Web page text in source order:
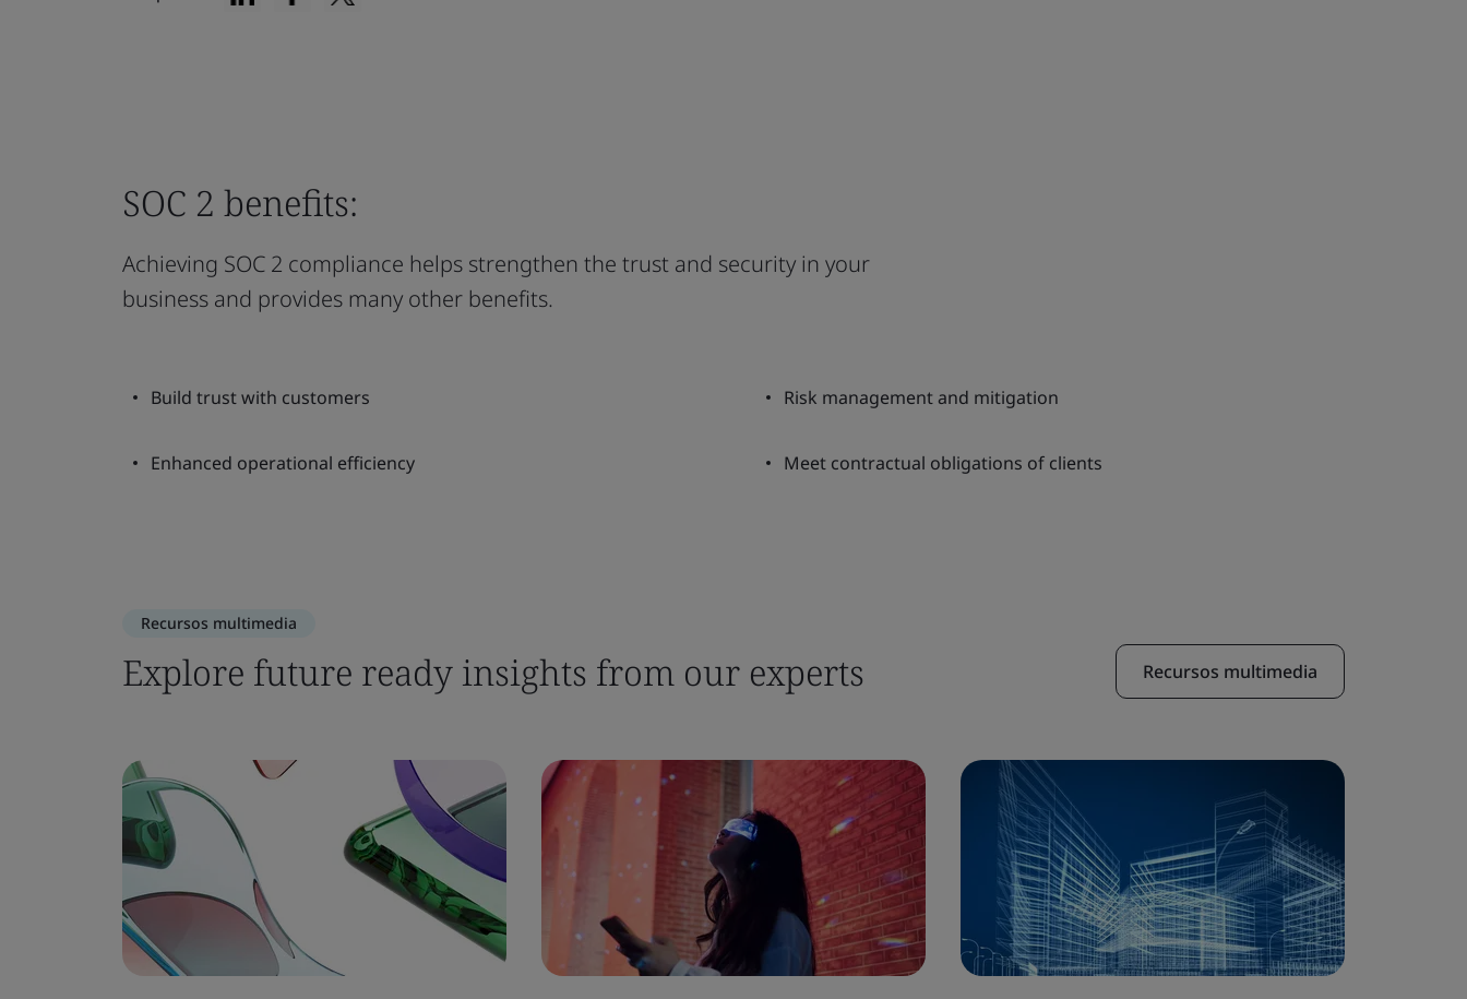
SOC 2 benefits:
Achieving SOC 2 compliance helps strengthen the trust and security in your
business and provides many other benefits.
Build trust with customers Risk management and mitigation
Enhanced operational efficiency Meet contractual obligations of clients
Recursos multimedia
Explore future ready insights from our experts Recursos multimedia